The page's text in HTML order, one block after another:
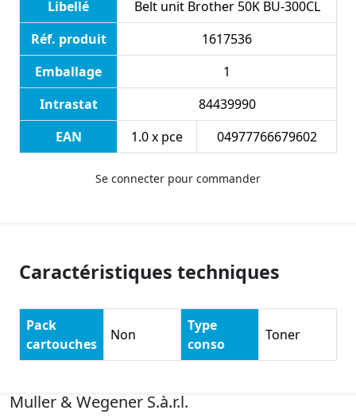
Libellé
Belt unit Brother 50K BU-300CL
Réf. produit
1617536
Emballage
1
Intrastat
84439990
EAN
1.0 x pce 04977766679602
Se connecter pour commander
Caractéristiques techniques
Pack
cartouches
Non
Type
conso
Toner
Muller & Wegener S.à.r.l.